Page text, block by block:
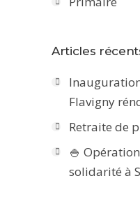
Articles
Flavigny
Retraite de
🍚
solidarité à